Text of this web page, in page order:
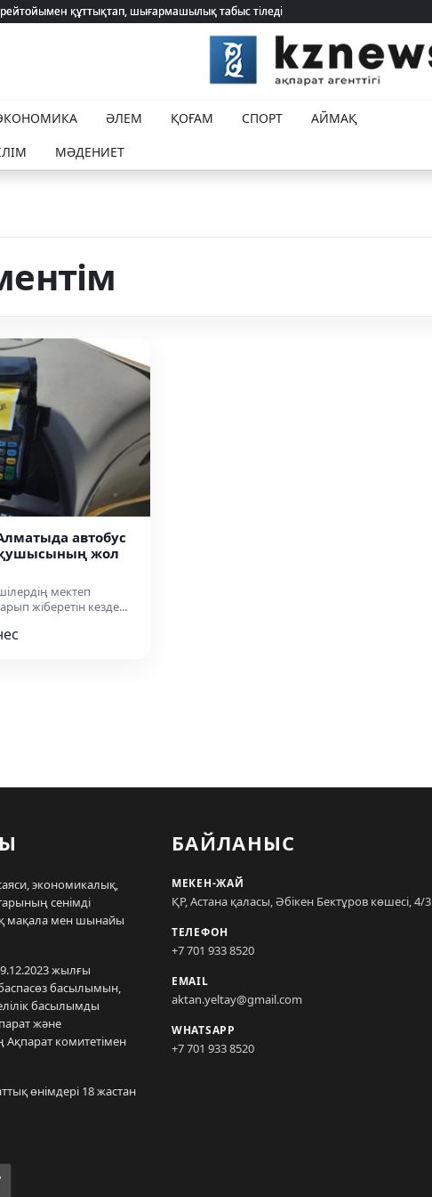
құттықтап, шығармашылық табыс тіледі
құттықтап, шығармашылық табыс тіледі
ӘЛЕМ ҚОҒАМ СПОРТ
АЙМАҚ
МӘДЕНИЕТ
автобус
жол
мектеп
жіберетін кезде...
саяси, экономикалық,
сенімді
мақала мен шынайы
жылғы
басылымын,
басылымды
және
Ақпарат комитетімен
өнімдері 18 жастан
БАЙЛАНЫС
МЕКЕН-ЖАЙ
ҚР, Астана қаласы, Әбікен Бектұров көшесі, 4/3
ТЕЛЕФОН
+7 701 933 8520
EMAIL
aktan.yeltay@gmail.com
WHATSAPP
+7 701 933 8520